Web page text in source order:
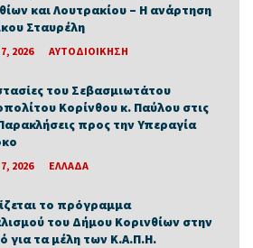
και Λουτρακίου – Η ανάρτηση
Σταυρέλη
2026 ΑΥΤΟΔΙΟΙΚΗΣΗ
του Σεβασμιωτάτου
Κορίνθου κ. Παύλου στις
προς την Υπεραγία
2026 ΕΛΛΑΔΑ
το πρόγραμμα
του Δήμου Κορινθίων στην
για τα μέλη των Κ.Α.Π.Η.